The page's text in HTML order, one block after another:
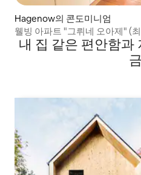
Hagenow의 콘도미니엄
웰빙 아파트 "그뤼네 오아제" (
내 집 같은 편안함과
금